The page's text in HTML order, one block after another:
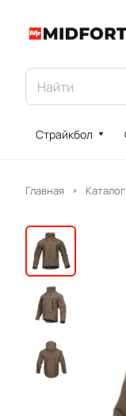
Страйкбол
Главная Каталог